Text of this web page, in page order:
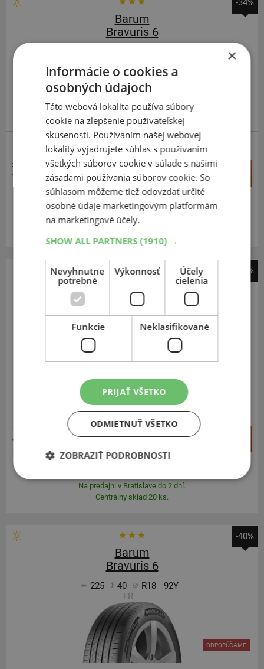
-34%
Barum
Bravuris 6
108,86 €
71,70 €
+
–
SKLADOM Expedujeme budúci prac. deň
Na predajni v Bratislave do 2 dní.
-40%
Bravuris 5HM
119,93 €
71,90 €
Na predajni v Bratislave do 2 dní.
Centrálny sklad 20 ks.
-40%
Barum
Bravuris 6
225 40 R18
92Y
FR
ODPORÚČAME
×
Informácie o cookies a
osobných údajoch
Táto webová lokalita používa súbory
cookie na zlepšenie používateľskej
skúsenosti. Používaním našej webovej
lokality vyjadrujete súhlas s používaním
všetkých súborov cookie v súlade s našimi
zásadami používania súborov cookie. So
súhlasom môžeme tiež odovzdať určité
osobné údaje marketingovým platformám
na marketingové účely.
SHOW ALL PARTNERS(1910) →
Nevyhnutne
potrebné
Výkonnosť
Účely
cielenia
Funkcie Neklasifikované
PRIJAŤ VŠETKO
ODMIETNUŤ VŠETKO
ZOBRAZIŤ PODROBNOSTI